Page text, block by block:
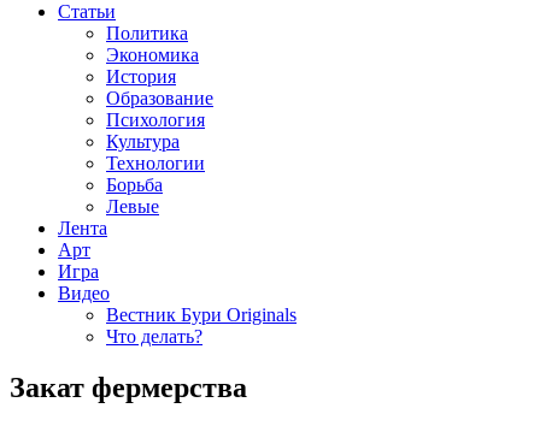
Статьи
Политика
Экономика
История
Образование
Психология
Культура
Технологии
Борьба
Левые
Лента
Арт
Игра
Видео
Вестник Бури Originals
Что делать?
Закат фермерства